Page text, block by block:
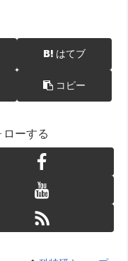
はてブ
コピー
ーする